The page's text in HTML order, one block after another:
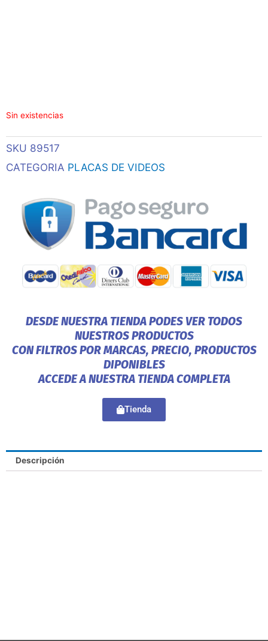
Sin existencias
SKU 89517
CATEGORIA PLACAS DE VIDEOS
DESDE NUESTRA TIENDA PODES VER TODOS
NUESTROS PRODUCTOS
CON FILTROS POR MARCAS, PRECIO, PRODUCTOS
DIPONIBLES
ACCEDE A NUESTRA TIENDA COMPLETA
Tienda
Descripción